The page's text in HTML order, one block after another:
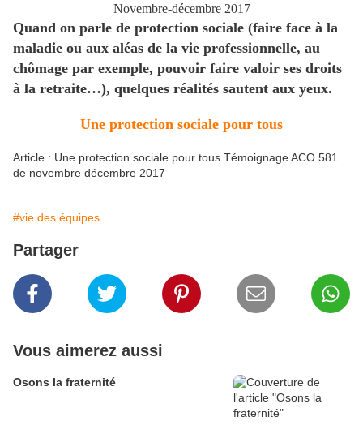
Novembre-décembre 2017
Quand on parle de protection sociale (faire face à la
maladie ou aux aléas de la vie professionnelle, au
chômage par exemple, pouvoir faire valoir ses droits
à la retraite…), quelques réalités sautent aux yeux.
Une protection sociale pour tous
Article : Une protection sociale pour tous Témoignage ACO 581
de novembre décembre 2017
#vie des équipes
Partager
Vous aimerez aussi
Osons la fraternité